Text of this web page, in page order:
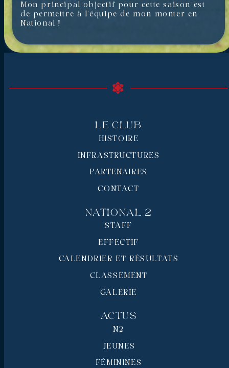
Mon principal objectif pour cette saison est
de permettre à l’équipe de mon monter en
National !
Le Club
HISTOIRE
INFRASTRUCTURES
PARTENAIRES
CONTACT
National 2
STAFF
EFFECTIF
CALENDRIER ET RÉSULTATS
CLASSEMENT
GALERIE
Actus
N2
JEUNES
FÉMININES